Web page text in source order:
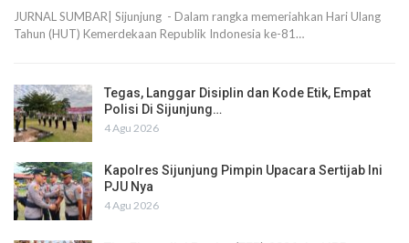
JURNAL SUMBAR| Sijunjung - Dalam rangka memeriahkan Hari Ulang
Tahun (HUT) Kemerdekaan Republik Indonesia ke-81…
Tegas, Langgar Disiplin dan Kode Etik, Empat
Polisi Di Sijunjung…
4 Agu 2026
Kapolres Sijunjung Pimpin Upacara Sertijab Ini
PJU Nya
4 Agu 2026